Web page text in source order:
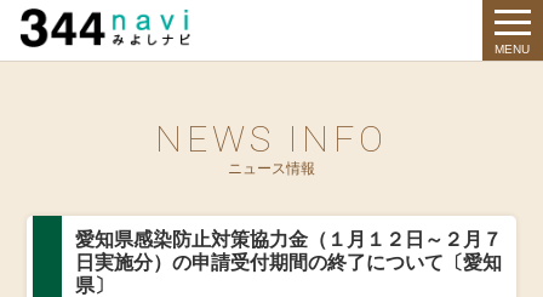
MENU
NEWS INFO
ニュース情報
愛知県感染防止対策協力金（１月１２日～２月７
日実施分）の申請受付期間の終了について〔愛知
県〕